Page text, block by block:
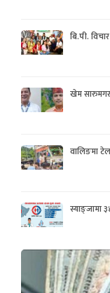
बि.पी.
खेम सारुमगर
वालिङमा
स्याङ्जामा